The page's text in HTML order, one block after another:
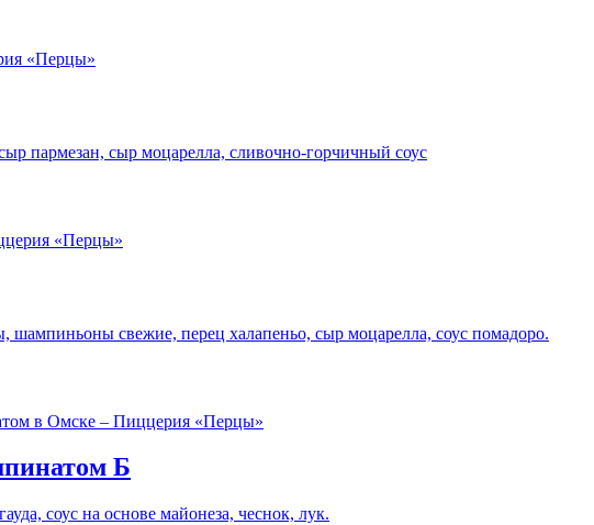
пармезан, сыр моцарелла, сливочно-горчичный соус
шампиньоны свежие, перец халапеньо, сыр моцарелла, соус помадоро.
Б
соус на основе майонеза, чеснок, лук.